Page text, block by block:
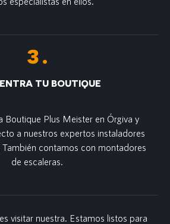
TU BOUTIQUE
Boutique Plus Meister en Órgiva y
a nuestros expertos instaladores
contamos con montadores
de escaleras.
visitar nuestra. Estamos listos para